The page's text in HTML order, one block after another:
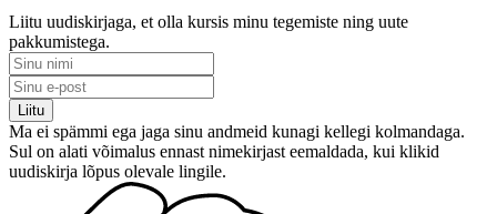
Liitu uudiskirjaga, et olla kursis minu tegemiste ning uute
pakkumistega.
Ma ei spämmi ega jaga sinu andmeid kunagi kellegi kolmandaga.
Sul on alati võimalus ennast nimekirjast eemaldada, kui klikid
uudiskirja lõpus olevale lingile.